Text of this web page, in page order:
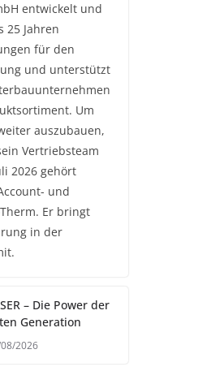
entwickelt und
25 Jahren
für den
und unterstützt
Um
auszubauen,
Vertriebsteam
2026 gehört
und
Er bringt
in der
– Die Power der
Generation
2026